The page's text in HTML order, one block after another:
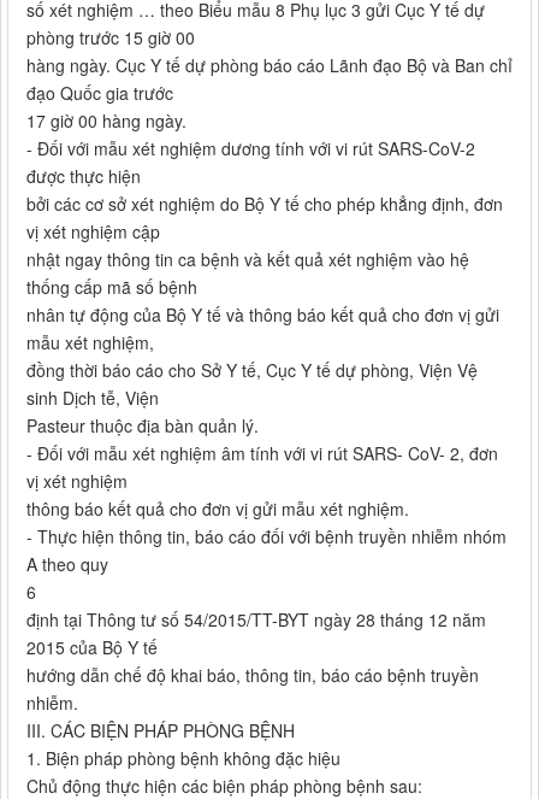
số xét nghiệm … theo Biểu mẫu 8 Phụ lục 3 gửi Cục Y tế dự
phòng trước 15 giờ 00
hàng ngày. Cục Y tế dự phòng báo cáo Lãnh đạo Bộ và Ban chỉ
đạo Quốc gia trước
17 giờ 00 hàng ngày.
- Đối với mẫu xét nghiệm dương tính với vi rút SARS-CoV-2
được thực hiện
bởi các cơ sở xét nghiệm do Bộ Y tế cho phép khẳng định, đơn
vị xét nghiệm cập
nhật ngay thông tin ca bệnh và kết quả xét nghiệm vào hệ
thống cấp mã số bệnh
nhân tự động của Bộ Y tế và thông báo kết quả cho đơn vị gửi
mẫu xét nghiệm,
đồng thời báo cáo cho Sở Y tế, Cục Y tế dự phòng, Viện Vệ
sinh Dịch tễ, Viện
Pasteur thuộc địa bàn quản lý.
- Đối với mẫu xét nghiệm âm tính với vi rút SARS- CoV- 2, đơn
vị xét nghiệm
thông báo kết quả cho đơn vị gửi mẫu xét nghiệm.
- Thực hiện thông tin, báo cáo đối với bệnh truyền nhiễm nhóm
A theo quy
6
định tại Thông tư số 54/2015/TT-BYT ngày 28 tháng 12 năm
2015 của Bộ Y tế
hướng dẫn chế độ khai báo, thông tin, báo cáo bệnh truyền
nhiễm.
III. CÁC BIỆN PHÁP PHÒNG BỆNH
1. Biện pháp phòng bệnh không đặc hiệu
Chủ động thực hiện các biện pháp phòng bệnh sau: